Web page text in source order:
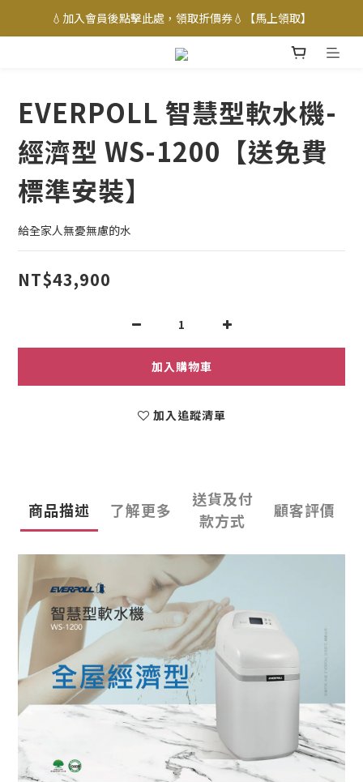
💧加入會員後點擊此處，領取折價券💧【馬上領取】
EVERPOLL 智慧型軟水機-
經濟型 WS-1200【送免費
標準安裝】
給全家人無憂無慮的水
NT$43,900
加入購物車
加入追蹤清單
商品描述 了解更多
送貨及付
款方式
顧客評價